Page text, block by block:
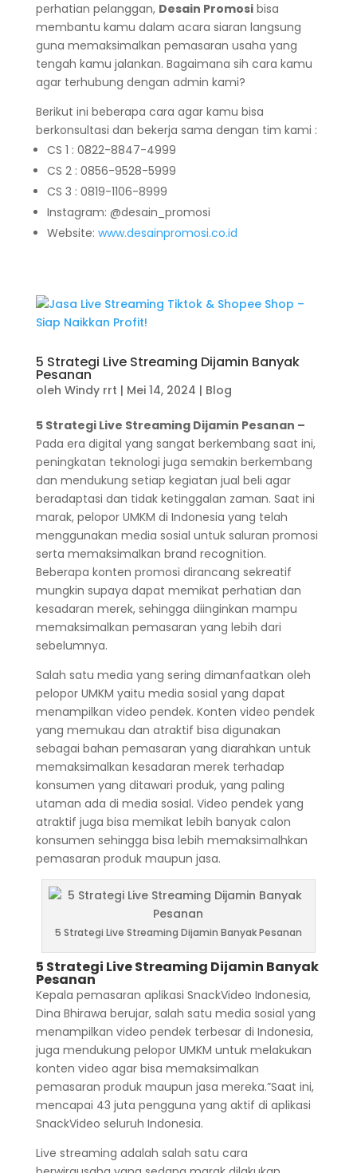
perhatian pelanggan, Desain Promosibisa
membantu kamu dalam acara siaran langsung
guna memaksimalkan pemasaran usaha yang
tengah kamu jalankan. Bagaimana sih cara kamu
agar terhubung dengan admin kami?
Berikut ini beberapa cara agar kamu bisa
berkonsultasi dan bekerja sama dengan tim kami :
CS 1 : 0822-8847-4999
CS 2 : 0856-9528-5999
CS 3 : 0819-1106-8999
Instagram: @desain_promosi
Website: www.desainpromosi.co.id
5 Strategi Live Streaming Dijamin Banyak
Pesanan
oleh Windy rrt | Mei 14, 2024 | Blog
5 Strategi Live Streaming Dijamin Pesanan –
Pada era digital yang sangat berkembang saat ini,
peningkatan teknologi juga semakin berkembang
dan mendukung setiap kegiatan jual beli agar
beradaptasi dan tidak ketinggalan zaman. Saat ini
marak, pelopor UMKM di Indonesia yang telah
menggunakan media sosial untuk saluran promosi
serta memaksimalkan brand recognition.
Beberapa konten promosi dirancang sekreatif
mungkin supaya dapat memikat perhatian dan
kesadaran merek, sehingga diinginkan mampu
memaksimalkan pemasaran yang lebih dari
sebelumnya.
Salah satu media yang sering dimanfaatkan oleh
pelopor UMKM yaitu media sosial yang dapat
menampilkan video pendek. Konten video pendek
yang memukau dan atraktif bisa digunakan
sebagai bahan pemasaran yang diarahkan untuk
memaksimalkan kesadaran merek terhadap
konsumen yang ditawari produk, yang paling
utaman ada di media sosial. Video pendek yang
atraktif juga bisa memikat lebih banyak calon
konsumen sehingga bisa lebih memaksimalhkan
pemasaran produk maupun jasa.
5 Strategi Live Streaming Dijamin Banyak Pesanan
5 Strategi Live Streaming Dijamin Banyak
Pesanan
Kepala pemasaran aplikasi SnackVideo Indonesia,
Dina Bhirawa berujar, salah satu media sosial yang
menampilkan video pendek terbesar di Indonesia,
juga mendukung pelopor UMKM untuk melakukan
konten video agar bisa memaksimalkan
pemasaran produk maupun jasa mereka.”Saat ini,
mencapai 43 juta pengguna yang aktif di aplikasi
SnackVideo seluruh Indonesia.
Live streaming adalah salah satu cara